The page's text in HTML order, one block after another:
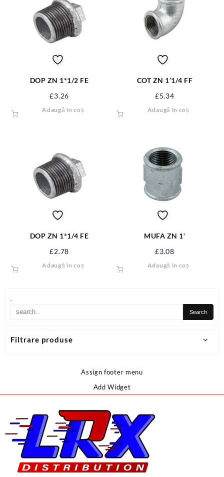
.
Filtrare produse
DOP ZN 1*1/2 FE
£3.26
Adaugă în coș
COT ZN 1’1/4 FF
£5.34
Adaugă în coș
DOP ZN 1*1/4 FE
£2.78
Adaugă în coș
MUFA ZN 1′
£3.08
Adaugă în coș
Assign footer menu
Add Widget